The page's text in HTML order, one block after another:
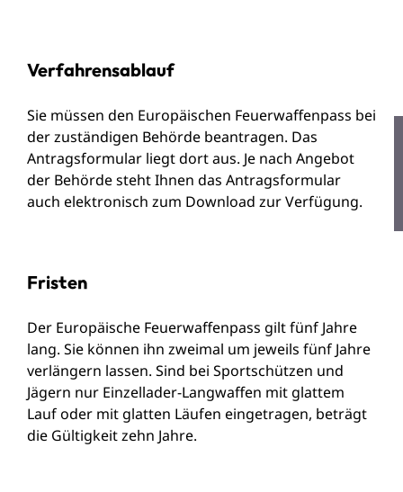
Verfahrensablauf
Sie müssen den Europäischen Feuerwaffenpass bei
der zuständigen Behörde beantragen. Das
Antragsformular liegt dort aus. Je nach Angebot
der Behörde steht Ihnen das Antragsformular
auch elektronisch zum Download zur Verfügung.
Fristen
Der Europäische Feuerwaffenpass gilt fünf Jahre
lang. Sie können ihn zweimal um jeweils fünf Jahre
verlängern lassen. Sind bei Sportschützen und
Jägern nur Einzellader-Langwaffen mit glattem
Lauf oder mit glatten Läufen eingetragen, beträgt
die Gültigkeit zehn Jahre.